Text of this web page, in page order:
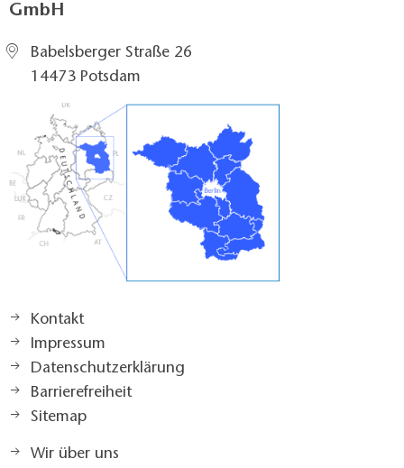
GmbH
Babelsberger Straße 26
14473 Potsdam
Kontakt
Impressum
Datenschutzerklärung
Barrierefreiheit
Sitemap
Wir über uns